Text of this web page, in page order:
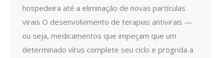
hospedeira até a eliminação de novas partículas
virais O desenvolvimento de terapias antivirais —
ou seja, medicamentos que impeçam que um
determinado vírus complete seu ciclo e progrida a